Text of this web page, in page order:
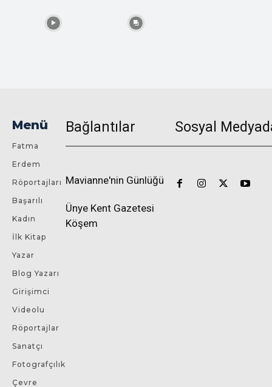
Menü
Fatma
Erdem
Röportajları
Başarılı
Kadın
İlk Kitap
Yazar
Blog Yazarı
Girişimci
Videolu
Röportajlar
Sanatçı
Fotografçılık
Çevre
Bağlantılar
Mavianne'nin Günlüğü
Ünye Kent Gazetesi
Köşem
Sosyal